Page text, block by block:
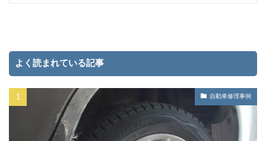
よく読まれている記事
自動車修理事例